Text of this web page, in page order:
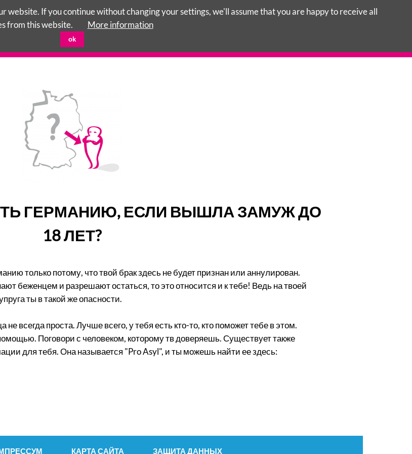
ПРАВА ДЕТЕЙ
ГЕРМАНИЮ, ЕСЛИ ВЫШЛА ЗАМУЖ ДО
18 ЛЕТ?
только потому, что твой брак здесь не будет признан или аннулирован.
беженцем и разрешают остаться, то это относится и к тебе! Ведь на твоей
ты в такой же опасности.
всегда проста. Лучше всего, у тебя есть кто-то, кто поможет тебе в этом.
Поговори с человеком, которому тв доверяешь. Существует также
для тебя. Она называется "Pro Asyl", и ты можешь найти ее здесь:
КАРТА САЙТА ЗАЩИТА ДАННЫХ
website. If you continue without changing your settings, we'll assume that you are happy to receive all
from this website.
More information
ok